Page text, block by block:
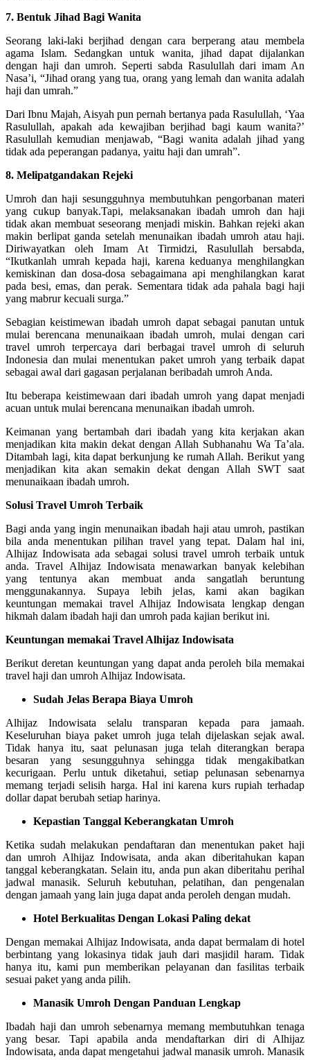
7. Bentuk Jihad Bagi Wanita
Seorang laki-laki berjihad dengan cara berperang atau membela
agama Islam. Sedangkan untuk wanita, jihad dapat dijalankan
dengan haji dan umroh. Seperti sabda Rasulullah dari imam An
Nasa’i, “Jihad orang yang tua, orang yang lemah dan wanita adalah
haji dan umrah.”
Dari Ibnu Majah, Aisyah pun pernah bertanya pada Rasulullah, ‘Yaa
Rasulullah, apakah ada kewajiban berjihad bagi kaum wanita?’
Rasulullah kemudian menjawab, “Bagi wanita adalah jihad yang
tidak ada peperangan padanya, yaitu haji dan umrah”.
8. Melipatgandakan Rejeki
Umroh dan haji sesungguhnya membutuhkan pengorbanan materi
yang cukup banyak.Tapi, melaksanakan ibadah umroh dan haji
tidak akan membuat seseorang menjadi miskin. Bahkan rejeki akan
makin berlipat ganda setelah menunaikan ibadah umroh atau haji.
Diriwayatkan oleh Imam At Tirmidzi, Rasulullah bersabda,
“Ikutkanlah umrah kepada haji, karena keduanya menghilangkan
kemiskinan dan dosa-dosa sebagaimana api menghilangkan karat
pada besi, emas, dan perak. Sementara tidak ada pahala bagi haji
yang mabrur kecuali surga.”
Sebagian keistimewan ibadah umroh dapat sebagai panutan untuk
mulai berencana menunaikaan ibadah umroh, mulai dengan cari
travel umroh terpercaya dari berbagai travel umroh di seluruh
Indonesia dan mulai menentukan paket umroh yang terbaik dapat
sebagai awal dari gagasan perjalanan beribadah umroh Anda.
Itu beberapa keistimewaan dari ibadah umroh yang dapat menjadi
acuan untuk mulai berencana menunaikan ibadah umroh.
Keimanan yang bertambah dari ibadah yang kita kerjakan akan
menjadikan kita makin dekat dengan Allah Subhanahu Wa Ta’ala.
Ditambah lagi, kita dapat berkunjung ke rumah Allah. Berikut yang
menjadikan kita akan semakin dekat dengan Allah SWT saat
menunaikaan ibadah umroh.
Solusi Travel Umroh Terbaik
Bagi anda yang ingin menunaikan ibadah haji atau umroh, pastikan
bila anda menentukan pilihan travel yang tepat. Dalam hal ini,
Alhijaz Indowisata ada sebagai solusi travel umroh terbaik untuk
anda. Travel Alhijaz Indowisata menawarkan banyak kelebihan
yang tentunya akan membuat anda sangatlah beruntung
menggunakannya. Supaya lebih jelas, kami akan bagikan
keuntungan memakai travel Alhijaz Indowisata lengkap dengan
hikmah dalam ibadah haji dan umroh pada kajian berikut ini.
Keuntungan memakai Travel Alhijaz Indowisata
Berikut deretan keuntungan yang dapat anda peroleh bila memakai
travel haji dan umroh Alhijaz Indowisata.
Sudah Jelas Berapa Biaya Umroh
Alhijaz Indowisata selalu transparan kepada para jamaah.
Keseluruhan biaya paket umroh juga telah dijelaskan sejak awal.
Tidak hanya itu, saat pelunasan juga telah diterangkan berapa
besaran yang sesungguhnya sehingga tidak mengakibatkan
kecurigaan. Perlu untuk diketahui, setiap pelunasan sebenarnya
memang terjadi selisih harga. Hal ini karena kurs rupiah terhadap
dollar dapat berubah setiap harinya.
Kepastian Tanggal Keberangkatan Umroh
Ketika sudah melakukan pendaftaran dan menentukan paket haji
dan umroh Alhijaz Indowisata, anda akan diberitahukan kapan
tanggal keberangkatan. Selain itu, anda pun akan diberitahu perihal
jadwal manasik. Seluruh kebutuhan, pelatihan, dan pengenalan
dengan jamaah yang lain juga dapat anda peroleh dengan mudah.
Hotel Berkualitas Dengan Lokasi Paling dekat
Dengan memakai Alhijaz Indowisata, anda dapat bermalam di hotel
berbintang yang lokasinya tidak jauh dari masjidil haram. Tidak
hanya itu, kami pun memberikan pelayanan dan fasilitas terbaik
sesuai paket yang anda pilih.
Manasik Umroh Dengan Panduan Lengkap
Ibadah haji dan umroh sebenarnya memang membutuhkan tenaga
yang besar. Tapi apabila anda mendaftarkan diri di Alhijaz
Indowisata, anda dapat mengetahui jadwal manasik umroh. Manasik